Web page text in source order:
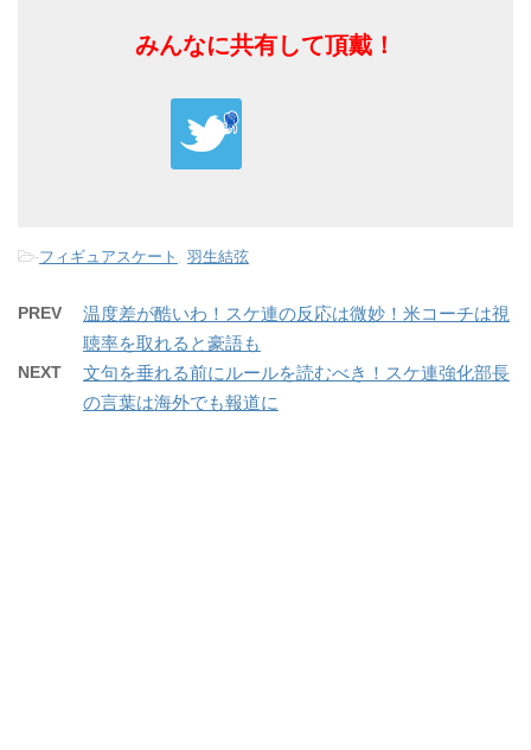
みんなに共有して頂戴！
-フィギュアスケート 羽生結弦
PREV
温度差が酷いわ！スケ連の反応は微妙！米コーチは視
聴率を取れると豪語も
NEXT
文句を垂れる前にルールを読むべき！スケ連強化部長
の言葉は海外でも報道に